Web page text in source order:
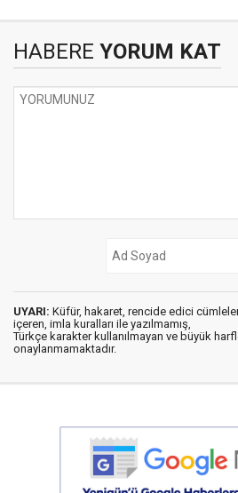
HABERE YORUM KAT
UYARI: Küfür, hakaret, rencide edici
içeren, imla kuralları ile yazılmamış,
Türkçe karakter kullanılmayan ve büyük
onaylanmamaktadır.